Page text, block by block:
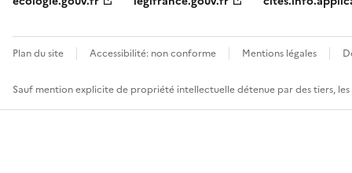
Plan du site Accessibilité: non conforme Mentions légales
Sauf mention explicite de propriété intellectuelle détenue par des tiers,